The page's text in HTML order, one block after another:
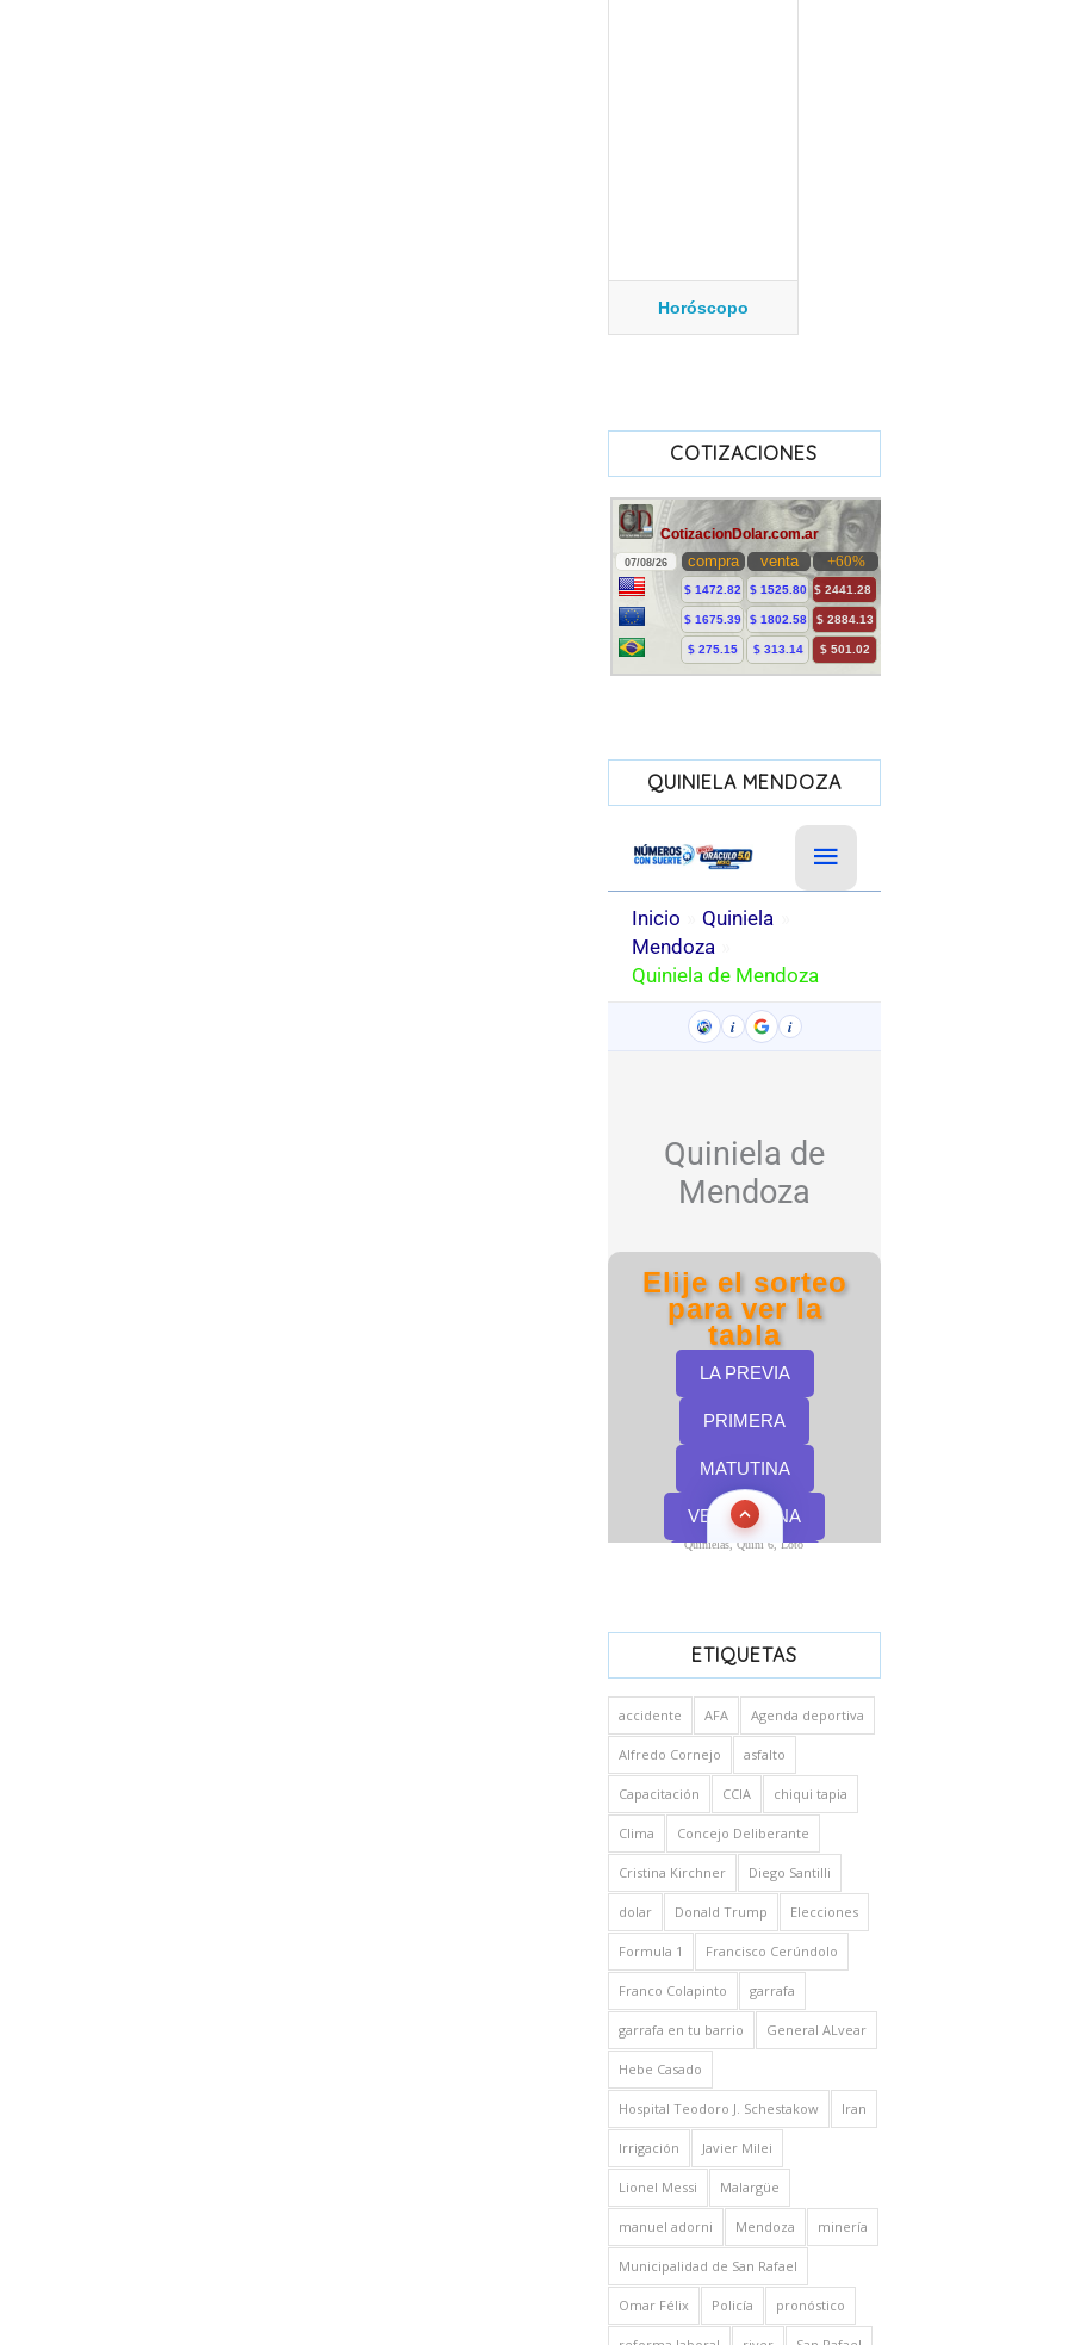
Horóscopo
COTIZACIONES
QUINIELA MENDOZA
Quinielas, Quini 6, Loto
ETIQUETAS
accidente AFA Agenda deportiva
Alfredo Cornejo asfalto
Capacitación CCIA chiqui tapia
Clima Concejo Deliberante
Cristina Kirchner Diego Santilli
dolar Donald Trump Elecciones
Formula 1 Francisco Cerúndolo
Franco Colapinto garrafa
garrafa en tu barrio General ALvear
Hebe Casado
Hospital Teodoro J. Schestakow Iran
Irrigación Javier Milei
Lionel Messi Malargüe
manuel adorni Mendoza minería
Municipalidad de San Rafael
Omar Félix Policía pronóstico